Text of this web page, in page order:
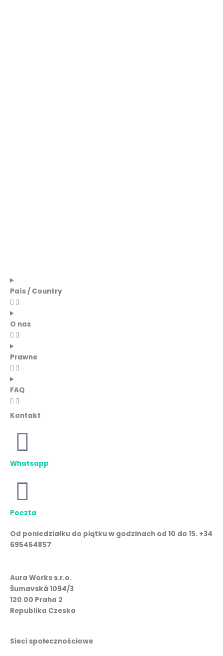
País / Country
O nas
Prawne
FAQ
Kontakt
Whatsapp
Poczta
Od poniedziałku do piątku w godzinach od 10 do 15. +34
695464857
Aura Works s.r.o.
Šumavská 1094/3
120 00 Praha 2
Republika Czeska
Sieci społecznościowe